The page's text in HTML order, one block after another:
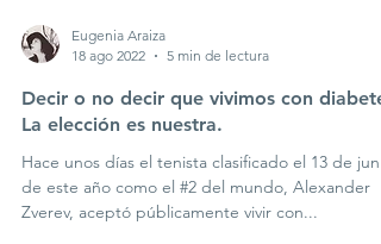
18 ago 2022
5 min de lectura
Decir o no decir que vivimos con
La elección es nuestra.
Hace unos días el tenista clasificado el 13 de junio
de este año como el #2 del mundo, Alexander